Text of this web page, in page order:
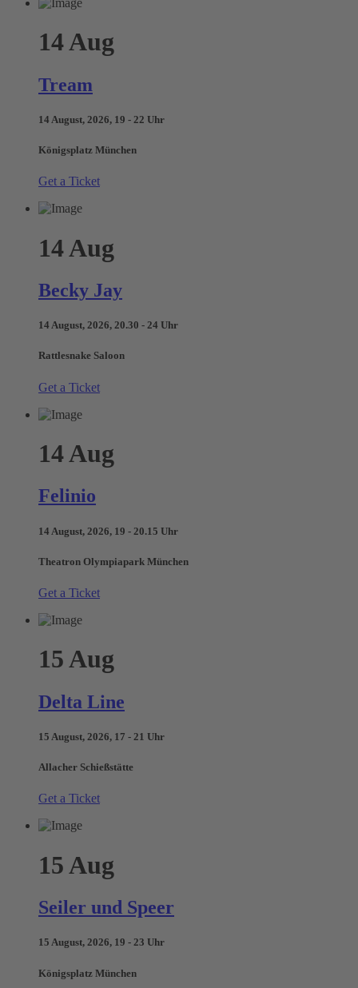
14Aug
Tream
14 August, 2026, 19 - 22 Uhr
Königsplatz München
Get a Ticket
14Aug
Becky Jay
14 August, 2026, 20.30 - 24 Uhr
Rattlesnake Saloon
Get a Ticket
14Aug
Felinio
14 August, 2026, 19 - 20.15 Uhr
Theatron Olympiapark München
Get a Ticket
15Aug
Delta Line
15 August, 2026, 17 - 21 Uhr
Allacher Schießstätte
Get a Ticket
15 Aug
Seiler und Speer
15 August, 2026, 19 - 23 Uhr
Königsplatz München